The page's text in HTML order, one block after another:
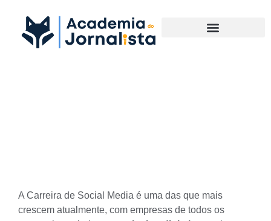
A Carreira de Social Media é uma das que mais
crescem atualmente, com empresas de todos os